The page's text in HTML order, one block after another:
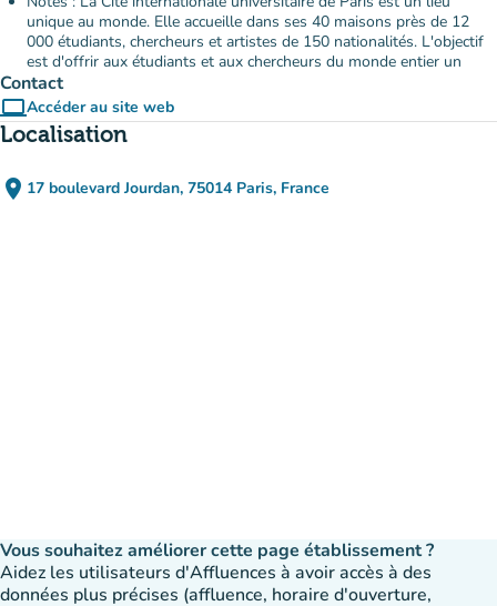
unique au monde. Elle accueille dans ses 40 maisons près de 12
000 étudiants, chercheurs et artistes de 150 nationalités. L'objectif
est d'offrir aux étudiants et aux chercheurs du monde entier un
Contact
computerAccéder au site web
(nouvel onglet)
Localisation
place 17 boulevard Jourdan, 75014 Paris, France
(ouvrir dans Google Maps)
(nouvel onglet)
Vous souhaitez améliorer cette page établissement ?
Aidez les utilisateurs d'Affluences à avoir accès à des
données plus précises (affluence, horaire d'ouverture,